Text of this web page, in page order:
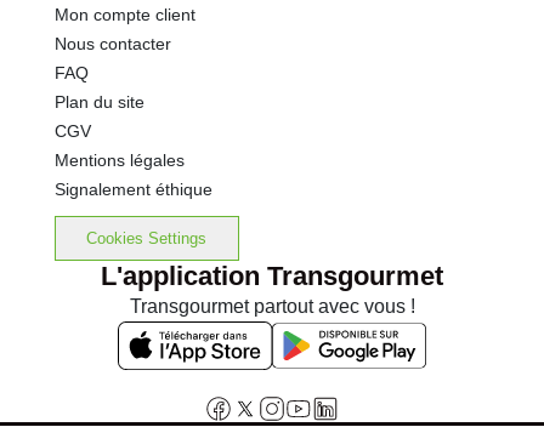
Mon compte client
Nous contacter
FAQ
Plan du site
CGV
Mentions légales
Signalement éthique
Cookies Settings
L'application Transgourmet
Transgourmet partout avec vous !